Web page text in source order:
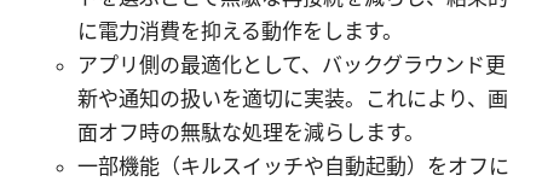
に電力消費を抑える動作をします。
アプリ側の最適化として、バックグラウンド更
新や通知の扱いを適切に実装。これにより、画
面オフ時の無駄な処理を減らします。
一部機能（キルスイッチや自動起動）をオフに